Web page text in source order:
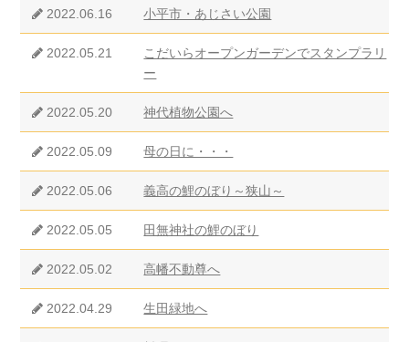
2022.06.16 小平市・あじさい公園
2022.05.21
こだいらオープンガーデンでスタンプラリ
ー
2022.05.20 神代植物公園へ
2022.05.09 母の日に・・・
2022.05.06 義高の鯉のぼり～狭山～
2022.05.05 田無神社の鯉のぼり
2022.05.02 高幡不動尊へ
2022.04.29 生田緑地へ